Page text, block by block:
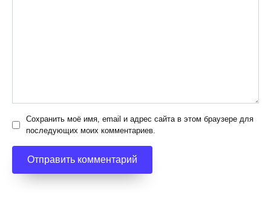
Сохранить моё имя, email и адрес сайта в этом браузере для
последующих моих комментариев.